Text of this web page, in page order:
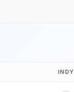
INDY